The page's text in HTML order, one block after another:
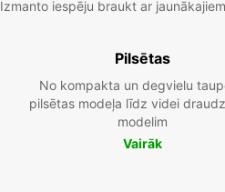
Izmanto iespēju braukt ar
Pilsētas
No kompakta un degvielu
pilsētas modeļa līdz videi
modelim
Vairāk